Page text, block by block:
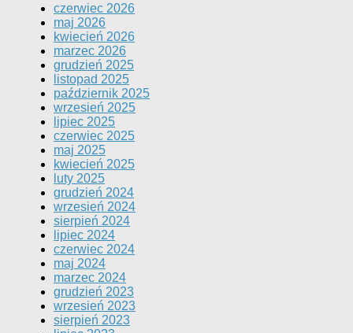
czerwiec 2026
maj 2026
kwiecień 2026
marzec 2026
grudzień 2025
listopad 2025
październik 2025
wrzesień 2025
lipiec 2025
czerwiec 2025
maj 2025
kwiecień 2025
luty 2025
grudzień 2024
wrzesień 2024
sierpień 2024
lipiec 2024
czerwiec 2024
maj 2024
marzec 2024
grudzień 2023
wrzesień 2023
sierpień 2023